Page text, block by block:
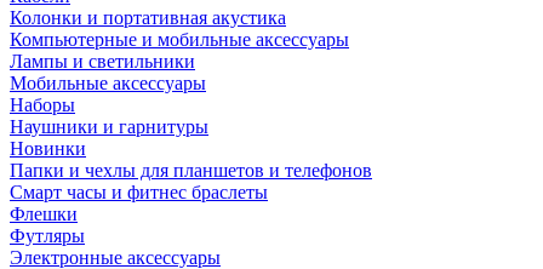
Колонки и портативная акустика
Компьютерные и мобильные аксессуары
Лампы и светильники
Мобильные аксессуары
Наборы
Наушники и гарнитуры
Новинки
Папки и чехлы для планшетов и телефонов
Смарт часы и фитнес браслеты
Флешки
Футляры
Электронные аксессуары